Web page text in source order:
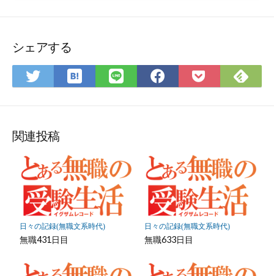
ム
シェアする
Twitter
で
ア
は
て
マ
ー
ク
に
保
LINE
で
Facebook
で
Pocket
に
で
関連投稿
日々の記録(無職文系時代)
無職431日目
日々の記録(無職文系時代)
無職633日目